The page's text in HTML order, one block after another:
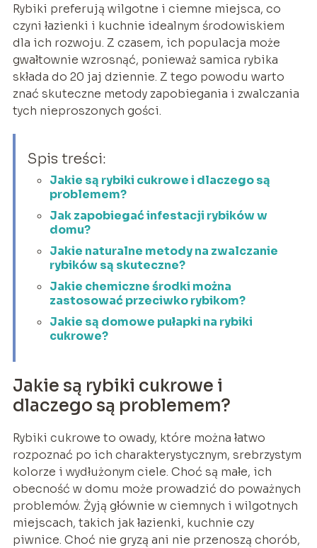
Rybiki preferują wilgotne i ciemne miejsca, co
czyni łazienki i kuchnie idealnym środowiskiem
dla ich rozwoju. Z czasem, ich populacja może
gwałtownie wzrosnąć, ponieważ samica rybika
składa do 20 jaj dziennie. Z tego powodu warto
znać skuteczne metody zapobiegania i zwalczania
tych nieproszonych gości.
Spis treści:
Jakie są rybiki cukrowe i dlaczego są
problemem?
Jak zapobiegać infestacji rybików w
domu?
Jakie naturalne metody na zwalczanie
rybików są skuteczne?
Jakie chemiczne środki można
zastosować przeciwko rybikom?
Jakie są domowe pułapki na rybiki
cukrowe?
Jakie są rybiki cukrowe i
dlaczego są problemem?
Rybiki cukrowe to owady, które można łatwo
rozpoznać po ich charakterystycznym, srebrzystym
kolorze i wydłużonym ciele. Choć są małe, ich
obecność w domu może prowadzić do poważnych
problemów. Żyją głównie w ciemnych i wilgotnych
miejscach, takich jak łazienki, kuchnie czy
piwnice. Choć nie gryzą ani nie przenoszą chorób,